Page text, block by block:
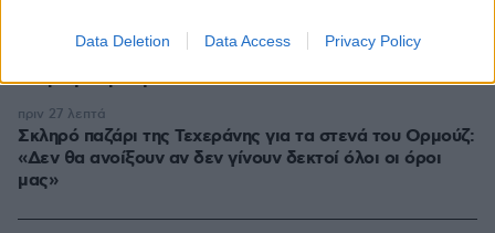
Data Deletion Data Access Privacy Policy
Οι τελευταίες μέρες της 49χρονης TikToker που
διαγνώστηκε με Αλτσχάιμερ και επέλεξε την ιατρικώς
υποβοηθούμενη αυτοκτονία
Σκληρό παζάρι της Τεχεράνης για τα στενά του Ορμούζ:
«Δεν θα ανοίξουν αν δεν γίνουν δεκτοί όλοι οι όροι
μας»
πριν 27 λεπτά